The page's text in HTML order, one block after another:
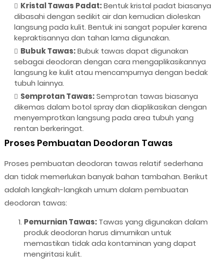
Kristal Tawas Padat:Bentuk kristal padat biasanya
dibasahi dengan sedikit air dan kemudian dioleskan
langsung pada kulit. Bentuk ini sangat populer karena
kepraktisannya dan tahan lama digunakan.
Bubuk Tawas:Bubuk tawas dapat digunakan
sebagai deodoran dengan cara mengaplikasikannya
langsung ke kulit atau mencampurnya dengan bedak
tubuh lainnya.
Semprotan Tawas:Semprotan tawas biasanya
dikemas dalam botol spray dan diaplikasikan dengan
menyemprotkan langsung pada area tubuh yang
rentan berkeringat.
Proses Pembuatan Deodoran Tawas
Proses pembuatan deodoran tawas relatif sederhana
dan tidak memerlukan banyak bahan tambahan. Berikut
adalah langkah-langkah umum dalam pembuatan
deodoran tawas:
Pemurnian Tawas:Tawas yang digunakan dalam
produk deodoran harus dimurnikan untuk
memastikan tidak ada kontaminan yang dapat
mengiritasi kulit.